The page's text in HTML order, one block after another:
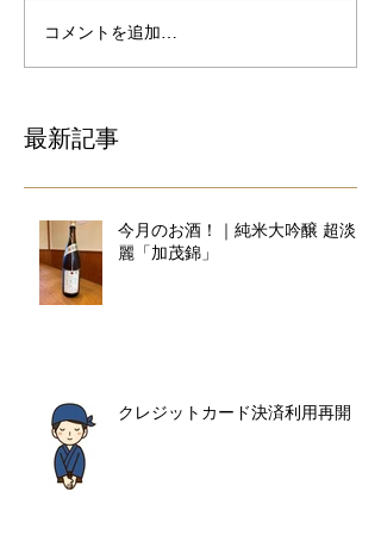
コメントを追加…
最新記事
今月のお酒！｜純米大吟醸 超淡
麗「加茂錦」
クレジットカード決済利用再開